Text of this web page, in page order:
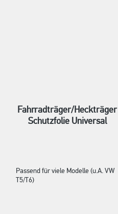
Fahrradträger/Heckträger
Schutzfolie Universal
Passend für viele Modelle (u.A. VW
T5/T6)